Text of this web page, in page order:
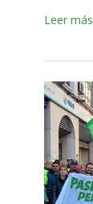
Leer más